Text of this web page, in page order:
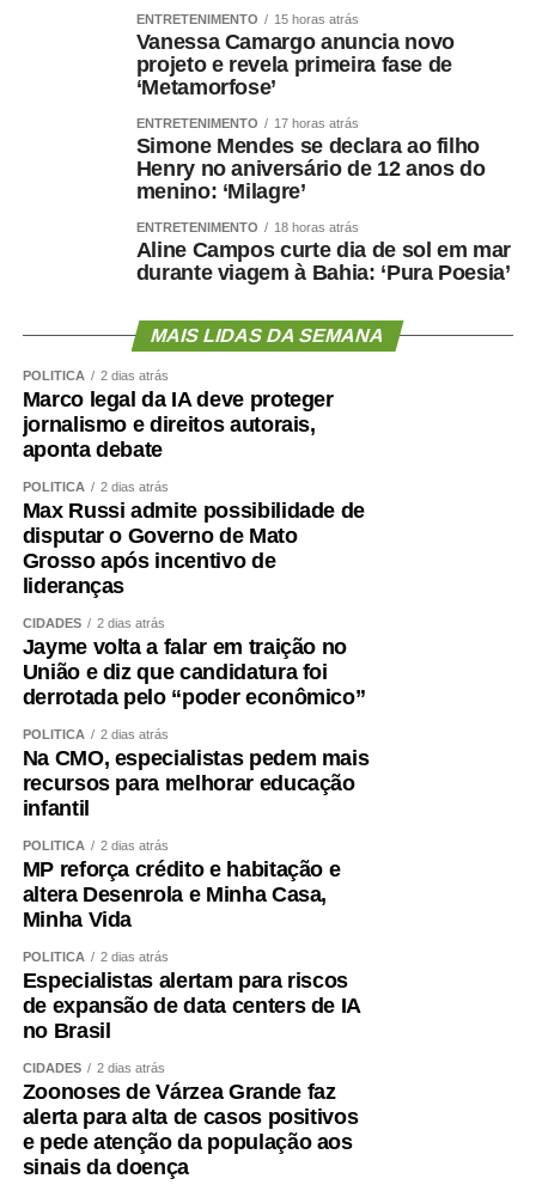
Infelizmente, ele não termina com a Lei Maria da Penha,
porque as violências se modificam, se modernizam. E por
isso essa lei é o pontapé inicial de um sistema que segue
se robustecendo. É um sistema que nós podemos nos
orgulhar. Não de precisar dele, mas de ter um Estado que
tem o melhor sistema de proteção à mulher do mundo —
Ilana acrescentou que a lei ainda não é o suficiente para
proteger todas as mulheres, porque a sociedade não
o patriarcado e a misoginia são reflexos de uma
sociedade que não trata a mulher como um igual”.
— No momento em que todos e todas se enxergarem
como iguais, se enxergarem como pessoas que têm o
mesmo direito ao respeito e à integridade, aí, quem sabe,
quando a gente for comemorar os 40 anos da Lei Maria
da Penha, a gente possa falar de um texto legal que foi
muito necessário, mas que terá caído em desuso. Que
seja esse o nosso desejo para o futuro — disse Ilana.
As consultoras legislativas Luísa Sabioni, Aiana Dias dos
Santos e Fernanda Rocha de Moraes também abordaram
temas como direitos trabalhistas, violência doméstica na
era digital e medidas protetivas de urgência.
Durante o encontro, também foram debatidos temas como
proteção legal, promoção da autonomia, perspectiva
violência contra a mulher, orçamento da proteção e
acesso à Justiça.Veja aqui a íntegra do evento
A iniciativa integra as ações programadas para o
Lilás,campanha de âmbito nacional que tem o objetivo
e do enfrentamento à violência doméstica e familiar
contra a mulher, com foco naLei Maria da Penha
batizada em homenagem à farmacêutica cearense que
buscou por justiça após sofrer duas tentativas de
ENTRETENIMENTO 15 horas atrás
Vanessa Camargo anuncia novo
projeto e revela primeira fase de
‘Metamorfose’
ENTRETENIMENTO 17 horas atrás
Simone Mendes se declara ao filho
Henry no aniversário de 12 anos do
menino: ‘Milagre’
ENTRETENIMENTO 18 horas atrás
Aline Campos curte dia de sol em mar
durante viagem à Bahia: ‘Pura Poesia’
MAIS LIDAS DA SEMANA
POLÍTICA 2 dias atrás
Marco legal da IA deve proteger
jornalismo e direitos autorais,
aponta debate
POLÍTICA 2 dias atrás
Max Russi admite possibilidade de
disputar o Governo de Mato
Grosso após incentivo de
lideranças
CIDADES 2 dias atrás
Jayme volta a falar em traição no
União e diz que candidatura foi
derrotada pelo “poder econômico”
POLÍTICA 2 dias atrás
Na CMO, especialistas pedem mais
recursos para melhorar educação
infantil
POLÍTICA 2 dias atrás
MP reforça crédito e habitação e
altera Desenrola e Minha Casa,
Minha Vida
POLÍTICA 2 dias atrás
Especialistas alertam para riscos
de expansão de data centers de IA
no Brasil
CIDADES 2 dias atrás
Zoonoses de Várzea Grande faz
alerta para alta de casos positivos
e pede atenção da população aos
sinais da doença